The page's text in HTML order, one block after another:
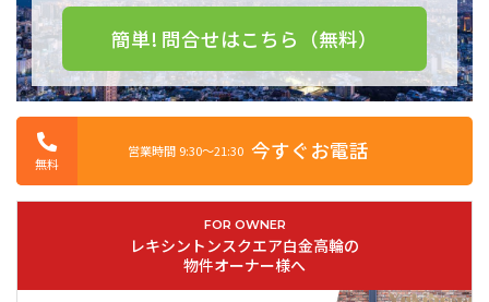
簡単! 問合せはこちら（無料）
無料
営業時間 9:30〜21:30 今すぐお電話
FOR OWNER
レキシントンスクエア白金高輪の
物件オーナー様へ